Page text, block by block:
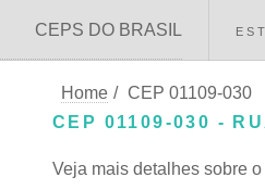
CEPS DO BRASIL
Home / CEP 01109-030
CEP 01109-030 -
Veja mais detalhes sobre o